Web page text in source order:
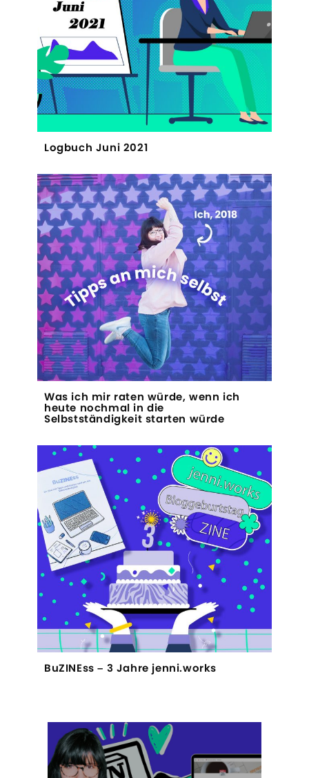
Logbuch Juni 2021
Was ich mir raten würde, wenn ich
heute nochmal in die
Selbstständigkeit starten würde
BuZINEss – 3 Jahre jenni.works